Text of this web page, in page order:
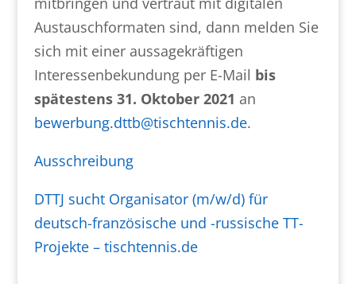
Austauschformaten sind, dann melden Sie
sich mit einer aussagekräftigen
Interessenbekundung per E-Mail bis
spätestens 31. Oktober 2021 an
bewerbung.dttb@tischtennis.de.
Ausschreibung
DTTJ sucht Organisator (m/w/d) für
deutsch-französische und -russische TT-
Projekte – tischtennis.de